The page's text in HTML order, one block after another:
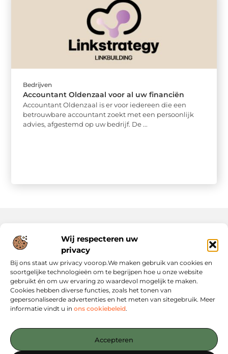
Wij respecteren uw
privacy
Bij ons staat uw privacy voorop.We maken gebruik van cookies en
soortgelijke technologieën om te begrijpen hoe u onze website
gebruikt én om uw ervaring zo waardevol mogelijk te maken.
Cookies hebben diverse functies, zoals het tonen van
gepersonaliseerde advertenties en het meten van sitegebruik. Meer
informatie vindt u in ons cookiebeleid.
Accepteren
Bedrijven
Accountant Oldenzaal voor al uw financiën
Accountant Oldenzaal is er voor iedereen die een
betrouwbare accountant zoekt met een persoonlijk
advies, afgestemd op uw bedrijf. De ...
inzichten die jou verder helpen. Alles overzichtelijk
Onze informatie